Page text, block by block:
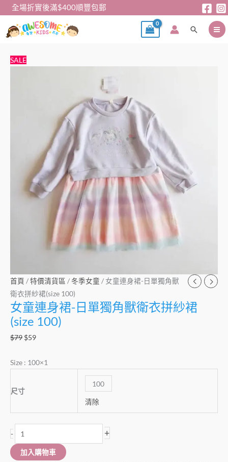
全場折實後滿$400順豐包郵
搜
SALE
首頁 /特價清貨區 /冬季女童 / 女童連身裙-日單獨角獸
衛衣拼紗裙(size 100)
女童連身裙-日單獨角獸衛衣拼紗裙
(size 100)
$79
原
$59
Size : 100×1
尺寸
100
清除
-
女
數
量
+
加入購物車